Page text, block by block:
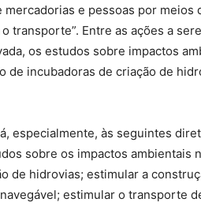
e pessoas por meios
transporte”. Entre as ações a
os estudos sobre impactos
de incubadoras de criação de
especialmente, às seguintes
sobre os impactos ambientais
de hidrovias; estimular a
estimular o transporte